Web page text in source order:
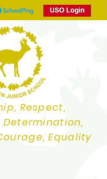
Respect,
Determination,
Equality